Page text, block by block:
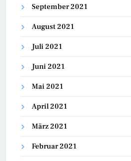
September 2021
August 2021
Juli 2021
Juni 2021
Mai 2021
April 2021
März 2021
Februar 2021